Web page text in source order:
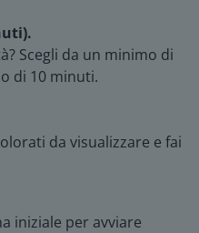
Scegli da un minimo di
di 10 minuti.
da visualizzare e fai
iniziale per avviare